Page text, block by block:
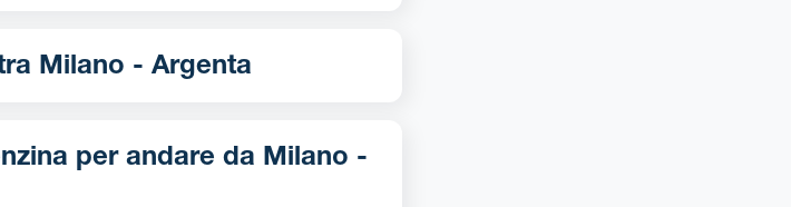
Qual è la distanza tra Milano - Argenta
per andare da Milano -